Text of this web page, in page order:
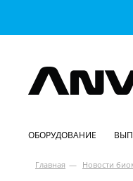
ОБОРУДОВАНИЕ
Главная — Новости